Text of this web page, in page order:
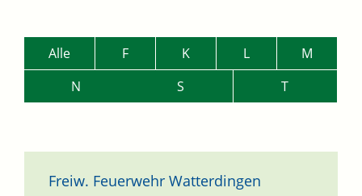
Alle F K L
M
N
S T
Freiw. Feuerwehr Watterdingen